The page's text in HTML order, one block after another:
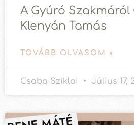
A Gyúró Szakmáról
Klenyán Tamás
TOVÁBB OLVASOM »
Csaba Sziklai Július 17,